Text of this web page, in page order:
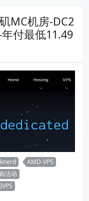
MC机房-DC2
付最低11.49
AMD-VPS
活动